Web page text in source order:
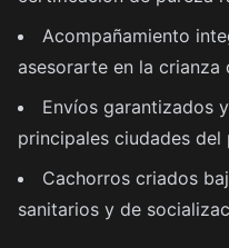
Acompañamiento
asesorarte en la
Envíos garantizados
principales ciudades
Cachorros criados
sanitarios y de